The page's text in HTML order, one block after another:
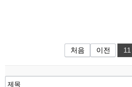
처음 이전 11